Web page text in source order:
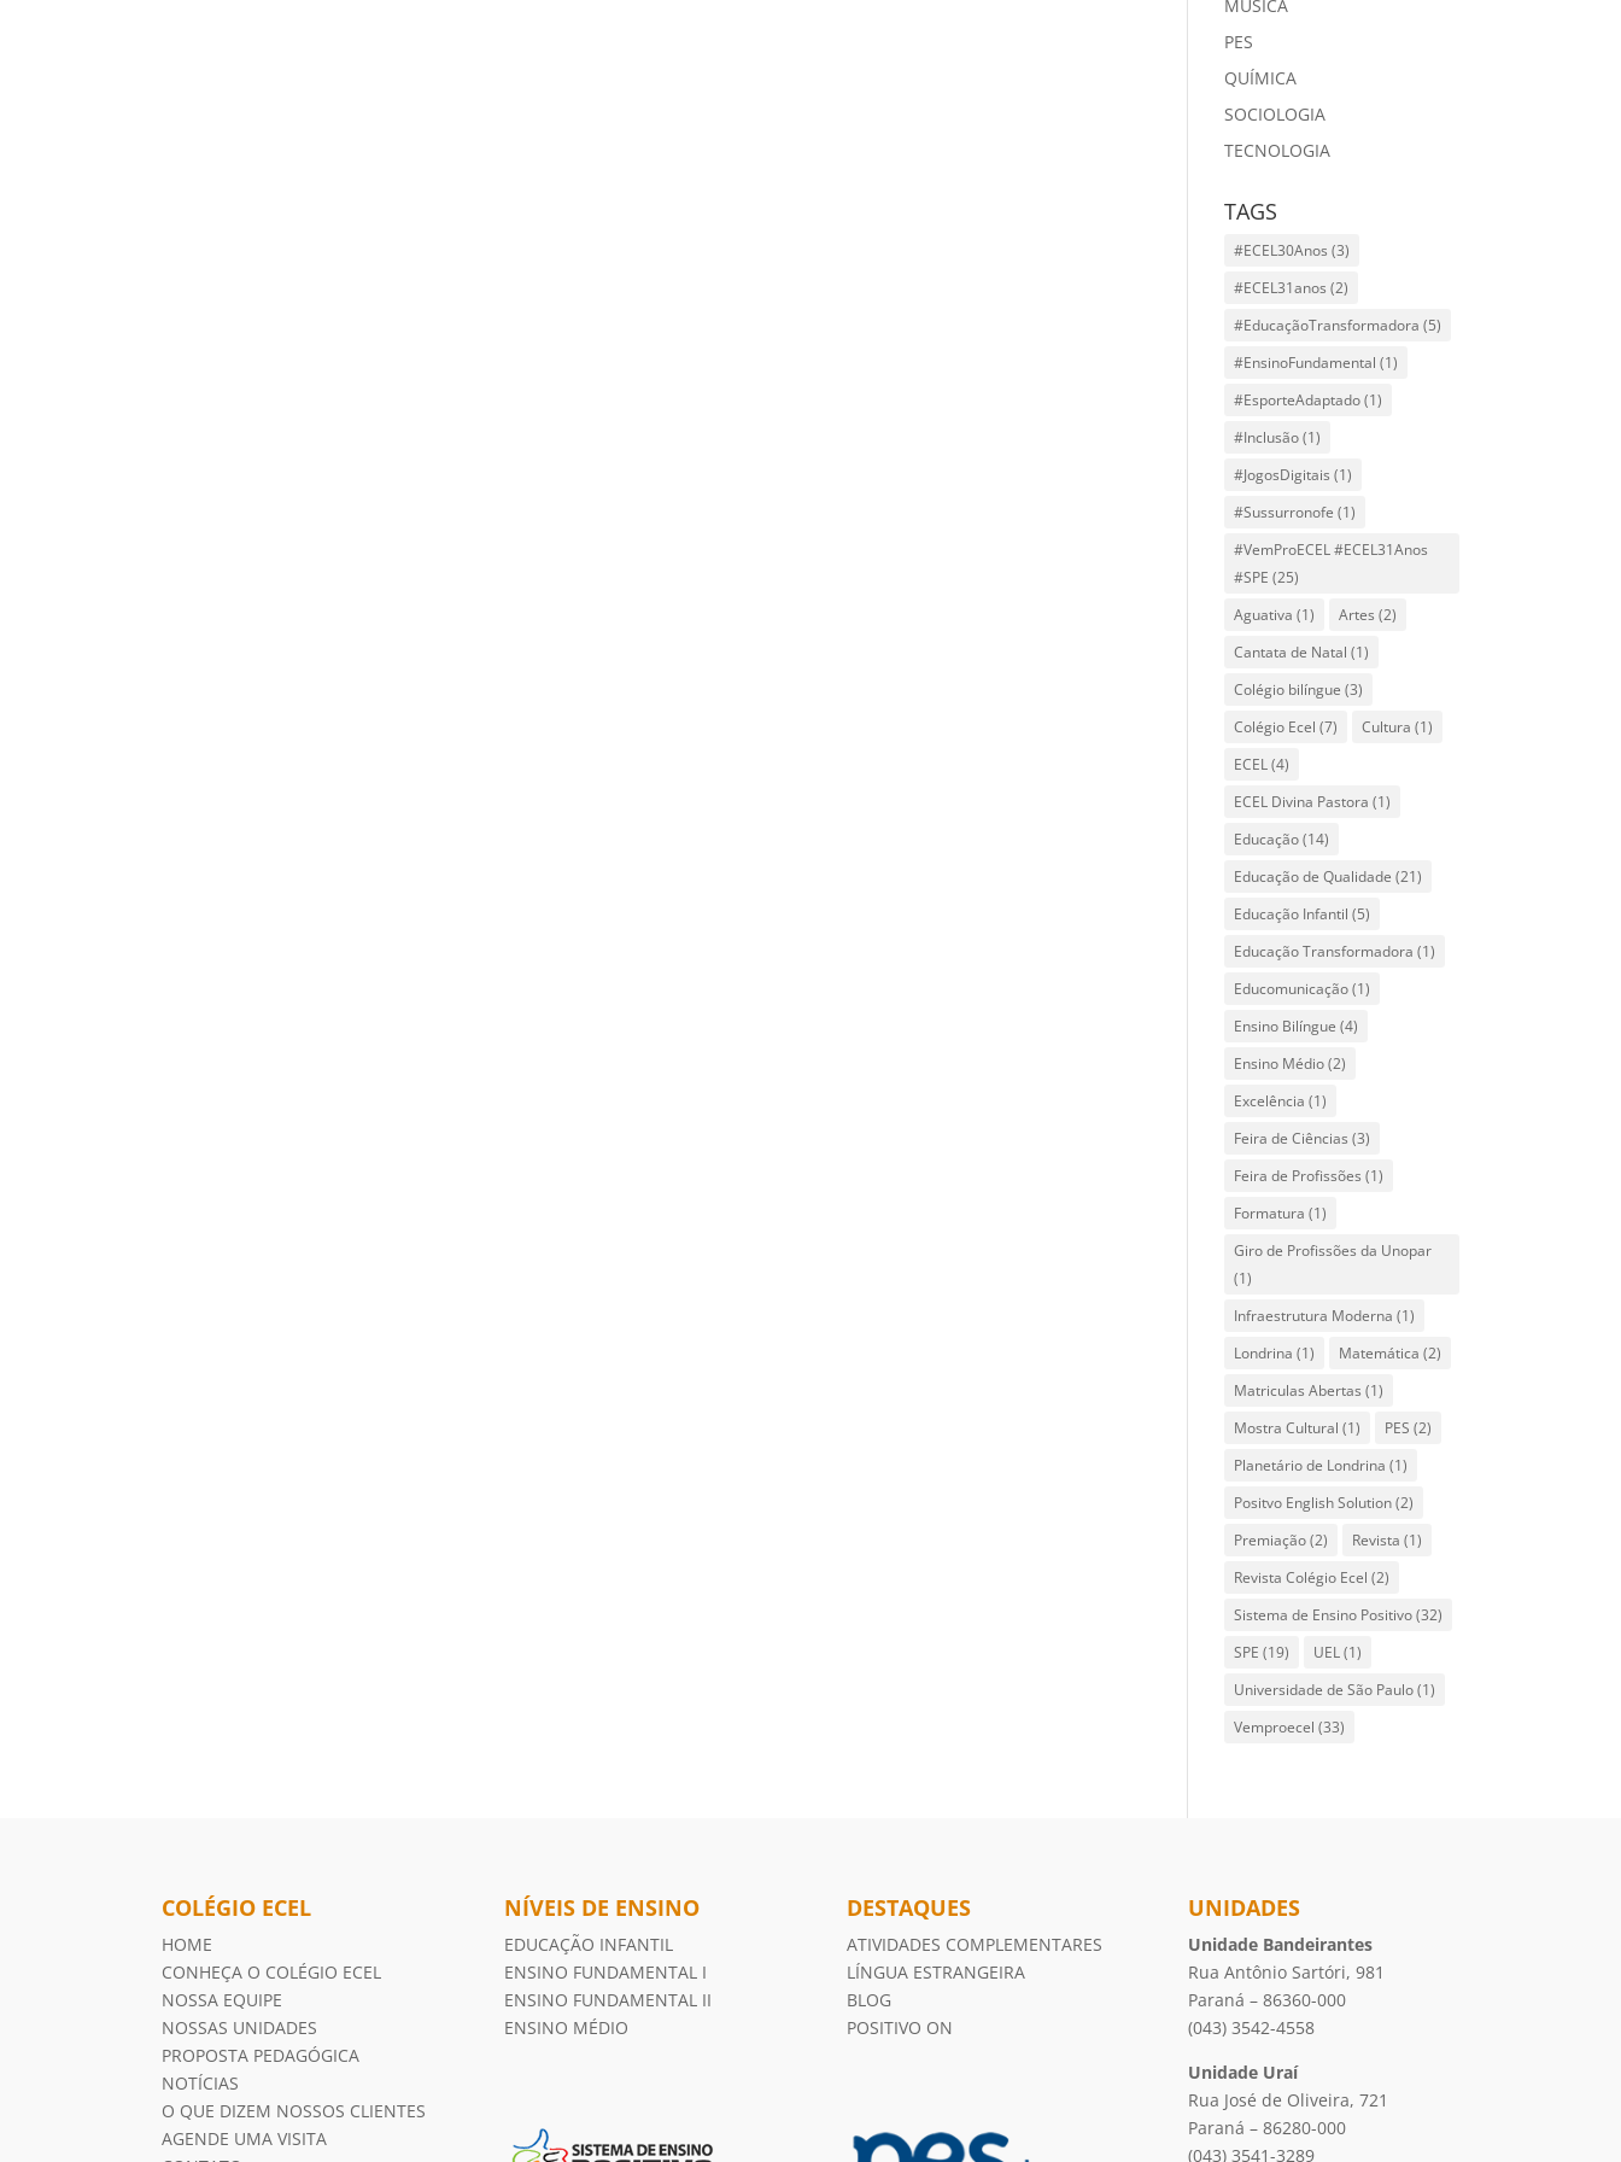
MÙSICA
PES
QUÍMICA
SOCIOLOGIA
TECNOLOGIA
TAGS
#ECEL30Anos (3)
#ECEL31anos (2)
#EducaçãoTransformadora (5)
#EnsinoFundamental (1)
#EsporteAdaptado(1)
#Inclusão(1)
#JogosDigitais (1)
#Sussurronofe (1)
#VemProECEL #ECEL31Anos
#SPE (25)
Aguativa (1) Artes (2)
Cantata de Natal (1)
Colégio bilíngue (3)
Colégio Ecel (7) Cultura (1)
ECEL(4)
ECEL Divina Pastora (1)
Educação(14)
Educação de Qualidade (21)
Educação Infantil (5)
Educação Transformadora (1)
Educomunicação(1)
Ensino Bilíngue (4)
Ensino Médio(2)
Excelência (1)
Feira de Ciências (3)
Feira de Profissões (1)
Formatura (1)
Giro de Profissões da Unopar
(1)
Infraestrutura Moderna (1)
Londrina (1) Matemática (2)
Matriculas Abertas (1)
Mostra Cultural (1) PES (2)
Planetário de Londrina (1)
Positvo English Solution(2)
Premiação(2) Revista (1)
Revista Colégio Ecel (2)
Sistema de Ensino Positivo(32)
SPE (19) UEL(1)
Universidade de São Paulo(1)
Vemproecel (33)
COLÉGIO ECEL
HOME
CONHEÇA O COLÉGIO ECEL
NOSSA EQUIPE
NOSSAS UNIDADES
PROPOSTA PEDAGÓGICA
NOTÍCIAS
O QUE DIZEM NOSSOS CLIENTES
AGENDE UMA VISITA
NÍVEIS DE ENSINO
EDUCAÇÃO INFANTIL
ENSINO FUNDAMENTAL I
ENSINO FUNDAMENTAL II
ENSINO MÉDIO
DESTAQUES
ATIVIDADES COMPLEMENTARES
LÍNGUA ESTRANGEIRA
BLOG
POSITIVO ON
UNIDADES
Unidade Bandeirantes
Rua Antônio Sartóri, 981
Paraná – 86360-000
(043) 3542-4558
Unidade Uraí
Rua José de Oliveira, 721
Paraná – 86280-000
(043) 3541-3289